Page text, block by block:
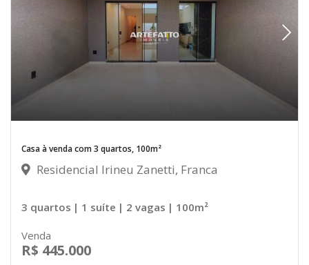
Casa à venda com 3 quartos, 100m²
Residencial Irineu Zanetti, Franca
3 quartos | 1 suíte | 2 vagas | 100m²
Venda
R$ 445.000